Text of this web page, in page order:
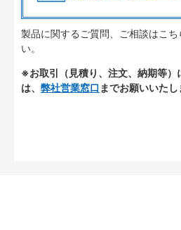
製品に関するご質問、ご相談はこ
い。
※お取引（見積り、注文、納期等）
は、 弊社営業窓口 までお願いいたし